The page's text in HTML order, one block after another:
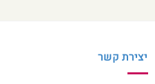
יצירת קשר